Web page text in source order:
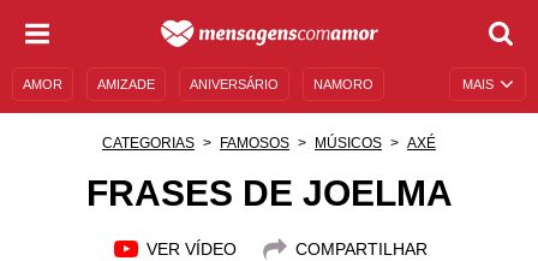
MAIS
AMOR AMIZADE ANIVERSÁRIO NAMORO
CATEGORIAS FAMOSOS MÚSICOS AXÉ
FRASES DE JOELMA
VER VÍDEO COMPARTILHAR